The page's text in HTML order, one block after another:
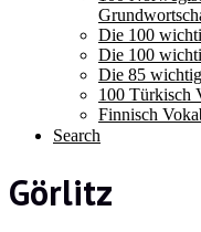
Die 100
Die 100
Die 85
100 Türkisch
Finnisch
Search
Görlitz